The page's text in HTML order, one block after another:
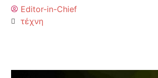
Editor-in-Chief
τέχνη